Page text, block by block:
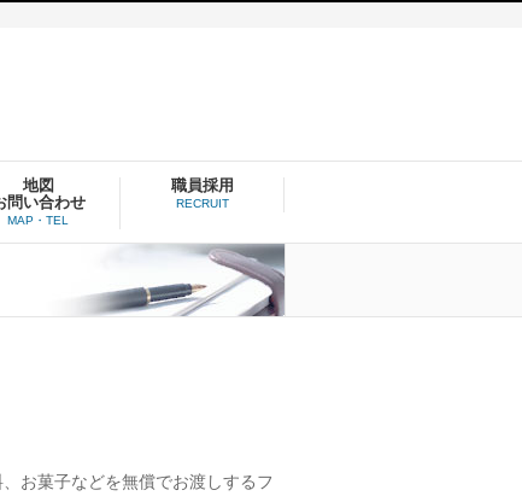
図
問い合わせ
MAP・TEL
職員採用
RECRUIT
お菓子などを無償でお渡しするフ